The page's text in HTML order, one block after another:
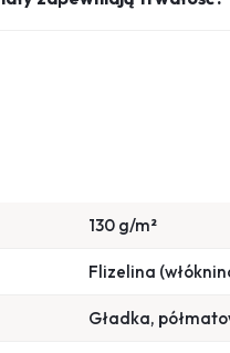
130 g/m²
Flizelina
Gładka,